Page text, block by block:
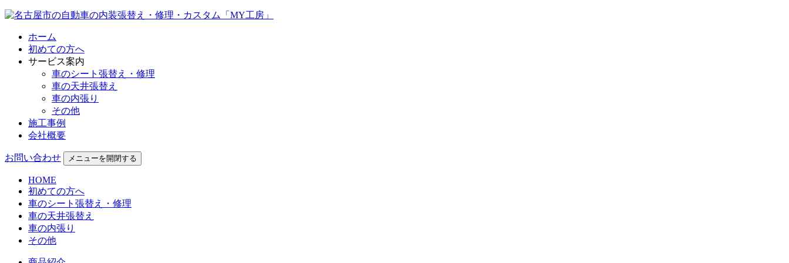
ホーム
初めての方へ
サービス案内
車のシート張替え・修理
車の天井張替え
車の内張り
その他
施工事例
会社概要
お問い合わせ メニューを開閉する
HOME
初めての方へ
車のシート張替え・修理
車の天井張替え
車の内張り
その他